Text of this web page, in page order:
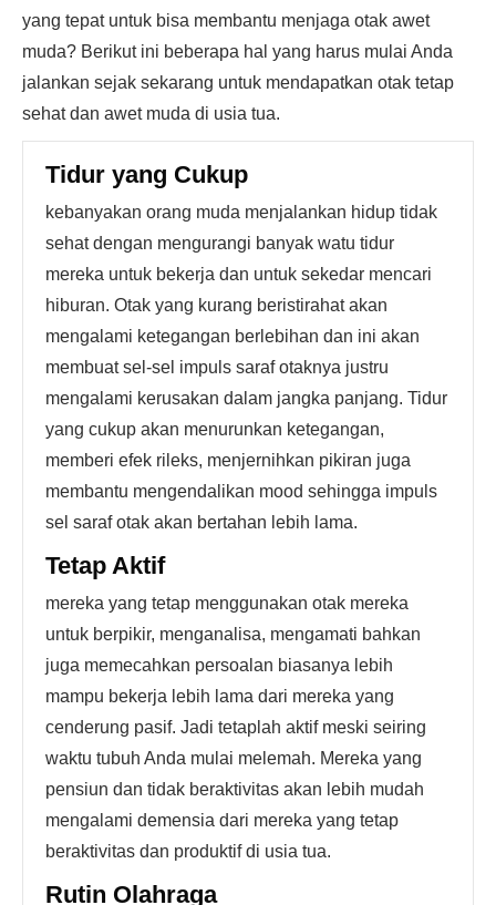
yang tepat untuk bisa membantu menjaga otak awet
muda? Berikut ini beberapa hal yang harus mulai Anda
jalankan sejak sekarang untuk mendapatkan otak tetap
sehat dan awet muda di usia tua.
Tidur yang Cukup
kebanyakan orang muda menjalankan hidup tidak
sehat dengan mengurangi banyak watu tidur
mereka untuk bekerja dan untuk sekedar mencari
hiburan. Otak yang kurang beristirahat akan
mengalami ketegangan berlebihan dan ini akan
membuat sel-sel impuls saraf otaknya justru
mengalami kerusakan dalam jangka panjang. Tidur
yang cukup akan menurunkan ketegangan,
memberi efek rileks, menjernihkan pikiran juga
membantu mengendalikan mood sehingga impuls
sel saraf otak akan bertahan lebih lama.
Tetap Aktif
mereka yang tetap menggunakan otak mereka
untuk berpikir, menganalisa, mengamati bahkan
juga memecahkan persoalan biasanya lebih
mampu bekerja lebih lama dari mereka yang
cenderung pasif. Jadi tetaplah aktif meski seiring
waktu tubuh Anda mulai melemah. Mereka yang
pensiun dan tidak beraktivitas akan lebih mudah
mengalami demensia dari mereka yang tetap
beraktivitas dan produktif di usia tua.
Rutin Olahraga